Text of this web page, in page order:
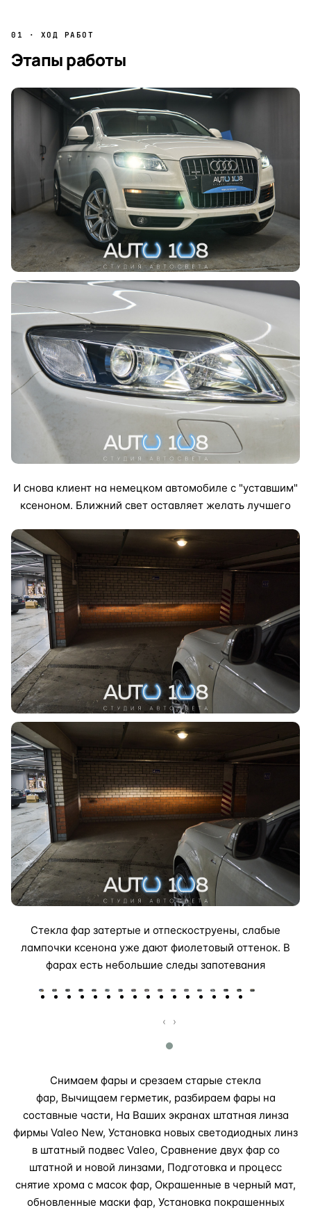
01 · ХОД РАБОТ
Этапы работы
И снова клиент на немецком автомобиле с "уставшим"
ксеноном. Ближний свет оставляет желать лучшего
Стекла фар затертые и отпескоструены, слабые
лампочки ксенона уже дают фиолетовый оттенок. В
фарах есть небольшие следы запотевания
‹ ›
Снимаем фары и срезаем старые стекла
фар, Вычищаем герметик, разбираем фары на
составные части, На Ваших экранах штатная линза
фирмы Valeo New, Установка новых светодиодных линз
в штатный подвес Valeo, Сравнение двух фар со
штатной и новой линзами, Подготовка и процесс
снятие хрома с масок фар, Окрашенные в черный мат,
обновленные маски фар, Установка покрашенных